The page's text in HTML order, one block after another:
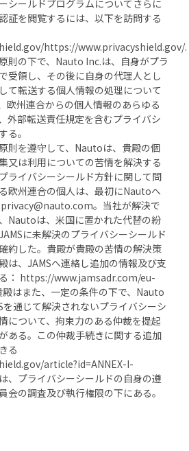
シールドプログラムについてさらに
証を閲覧するには、以下を訪問する
https://www.privacyshield.gov/.
則の下で、Nauto Inc.は、自身がプラ
受領し、その後に自身の代理人とし
て転送する個人情報の処理について
欧州連合からの個人情報のあらゆる
外部転送責任規定を含むプライバシ
る。
則を遵守して、Nautoは、貴殿の個
又は利用についての苦情を解決する
ライバシーシールド方針に関して問
欧州連合の個人は、最初にNautoへ
。当社が解決で
Nautoは、米国に置かれた代替の紛
に未解決のプライバシーシールド
約した。貴殿が貴殿の苦情の解決策
は、JAMSへ連絡し追加の情報及び支
： https://www.jamsadr.com/eu-
はまた、一定の条件の下で、Nauto
を通じて解決されないプライバシーシ
について、拘束力のある仲裁を提起
ある。この仲裁手続きに関する追加
る
article?id=ANNEX-I-
プライバシーシールドの自身の遵
会の調査及び執行権限の下にある。